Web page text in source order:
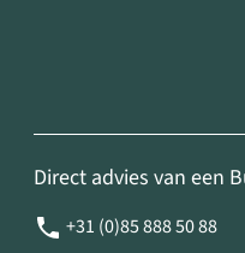
Direct advies van een
+31 (0)85 888 50 88